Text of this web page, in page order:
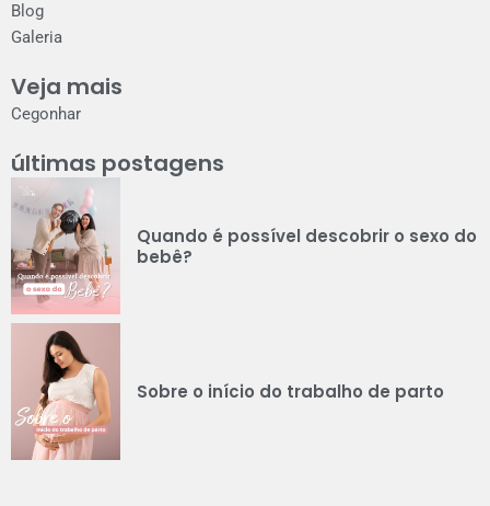
Blog
Galeria
Veja mais
Cegonhar
últimas postagens
Quando é possível descobrir o sexo do
bebê?
Sobre o início do trabalho de parto